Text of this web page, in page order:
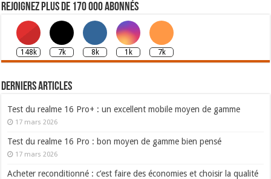
Rejoignez plus de 170 000 abonnés
148k 7k 8k 1k 7k
Derniers articles
Test du realme 16 Pro+ : un excellent mobile moyen de gamme
17 mars 2026
Test du realme 16 Pro : bon moyen de gamme bien pensé
17 mars 2026
Acheter reconditionné : c’est faire des économies et choisir la qualité